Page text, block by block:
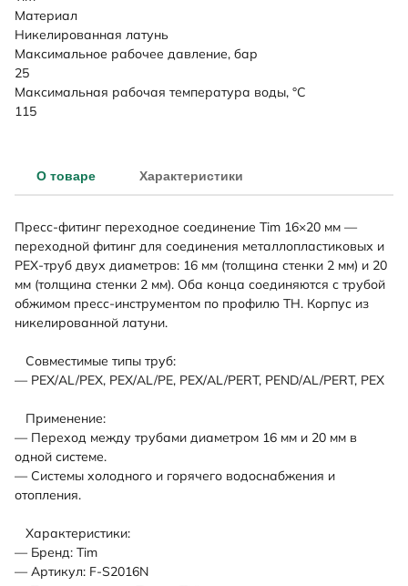
Материал
Никелированная латунь
Максимальное рабочее давление, бар
25
Максимальная рабочая температура воды, °C
115
О товаре Характеристики
Пресс-фитинг переходное соединение Tim 16×20 мм —
переходной фитинг для соединения металлопластиковых и
PEX-труб двух диаметров: 16 мм (толщина стенки 2 мм) и 20
мм (толщина стенки 2 мм). Оба конца соединяются с трубой
обжимом пресс-инструментом по профилю TH. Корпус из
никелированной латуни.
Совместимые типы труб:
— PEX/AL/PEX, PEX/AL/PE, PEX/AL/PERT, PEND/AL/PERT, PEX
Применение:
— Переход между трубами диаметром 16 мм и 20 мм в
одной системе.
— Системы холодного и горячего водоснабжения и
отопления.
Характеристики:
— Бренд: Tim
— Артикул: F-S2016N